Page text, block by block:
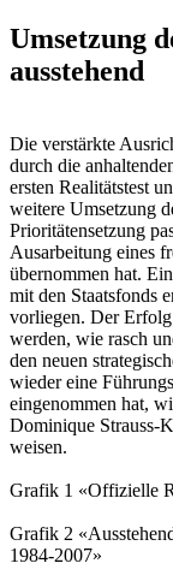
Umsetzung
ausstehend
Die verstärkte
durch die
ersten Realitätstest
weitere Umsetzung
Prioritätensetzung
Ausarbeitung eines
übernommen hat.
mit den Staatsfonds
vorliegen. Der
werden, wie rasch
den neuen
wieder eine
eingenommen hat,
Dominique Strauss-
weisen.
Grafik 1 «Offizielle
Grafik 2
1984-2007»